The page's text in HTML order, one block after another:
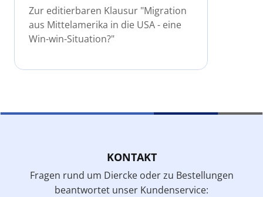
Zur editierbaren Klausur "Migration
aus Mittelamerika in die USA - eine
Win-win-Situation?"
KONTAKT
Fragen rund um Diercke oder zu Bestellungen
beantwortet unser Kundenservice: